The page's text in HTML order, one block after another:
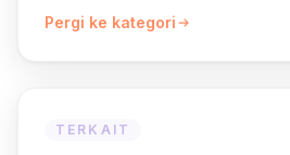
Pergi ke kategori
TERKAIT